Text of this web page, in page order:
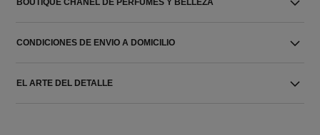
BOUTIQUE CHANEL DE PERFUMES Y BELLEZA
CONDICIONES DE ENVIO A DOMICILIO
EL ARTE DEL DETALLE